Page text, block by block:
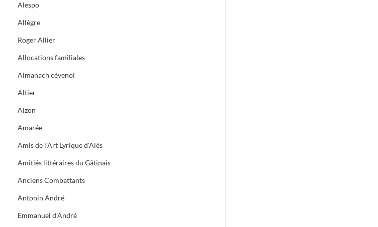
Alespo
Allègre
Roger Allier
Allocations familiales
Almanach cévenol
Altier
Alzon
Amarée
Amis de l'Art Lyrique d'Alès
Amitiés littéraires du Gâtinais
Anciens Combattants
Antonin André
Emmanuel d'André